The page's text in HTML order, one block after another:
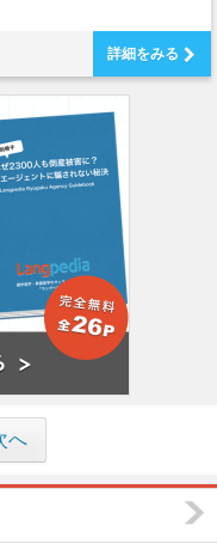
詳細をみる
へ